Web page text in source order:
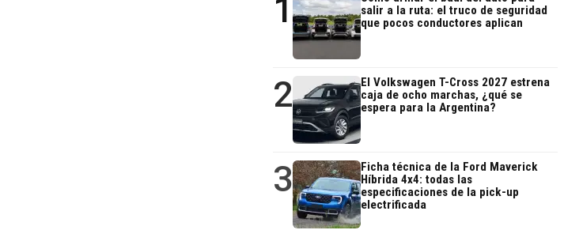
1
salir a la ruta: el truco de seguridad
que pocos conductores aplican
2
El Volkswagen T-Cross 2027 estrena
caja de ocho marchas, ¿qué se
espera para la Argentina?
3
Ficha técnica de la Ford Maverick
Híbrida 4x4: todas las
especificaciones de la pick-up
electrificada